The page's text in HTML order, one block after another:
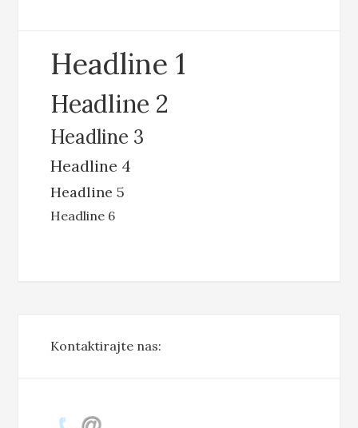
Headline 1
Headline 2
Headline 3
Headline 4
Headline 5
Headline 6
Kontaktirajte nas: